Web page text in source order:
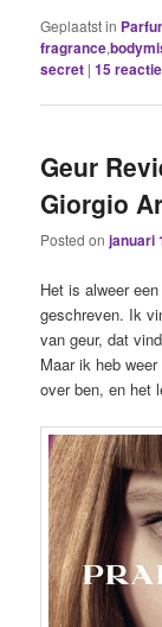
Geplaatst in
fragrance,
secret |15
Geur
Giorgio
Posted onjanuari
Het is alweer
geschreven. Ik
van geur, dat
Maar ik heb
over ben, en het